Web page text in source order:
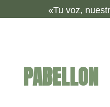
«Tu voz,
PABELLÓN